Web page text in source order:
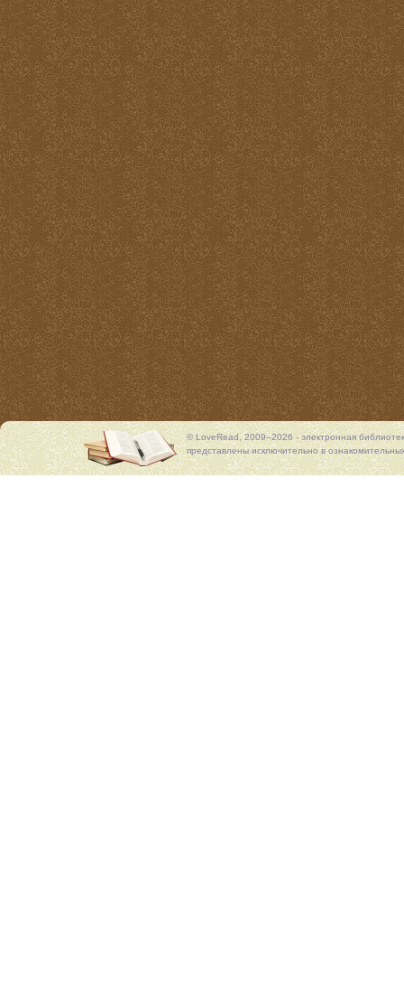
© LoveRead, 2009–2026 - электронная
представлены исключительно в